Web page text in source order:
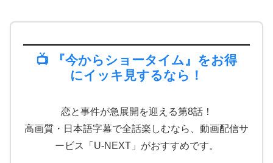
📺 『今からショータイム』をお得
にイッキ見するなら！
恋と事件が急展開を迎える第8話！
高画質・日本語字幕で全話楽しむなら、動画配信サ
ービス「U-NEXT」がおすすめです。